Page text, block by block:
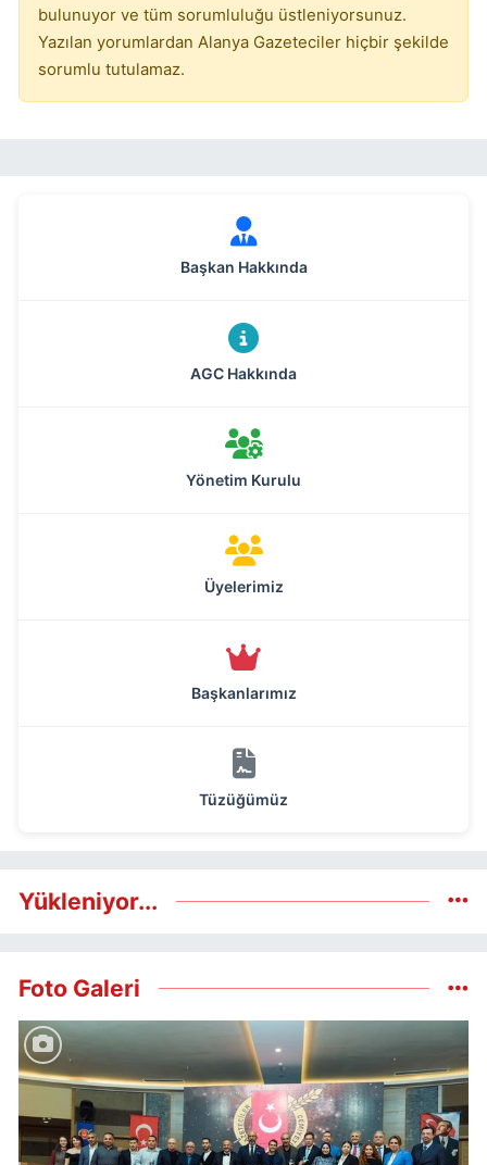
bulunuyor ve tüm sorumluluğu üstleniyorsunuz.
Yazılan yorumlardan Alanya Gazeteciler hiçbir şekilde
sorumlu tutulamaz.
Başkan Hakkında
AGC Hakkında
Yönetim Kurulu
Üyelerimiz
Başkanlarımız
Tüzüğümüz
Yükleniyor...
Foto Galeri